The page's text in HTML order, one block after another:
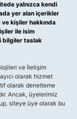
yalnızca kendi
yer alan içerikler
kişiler hakkında
ile isim
bilgiler taslak
ve İletişim
olarak hizmet
olarak denetleme
Ancak, üyelerimiz
siteye üye olarak bu